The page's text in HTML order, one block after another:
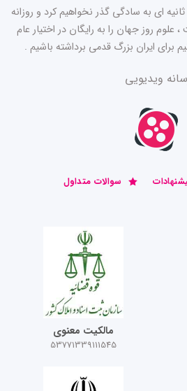
ای به سادگی گذر نخواهیم کرد و روزانه
روز جهان را به رایگان در اختیار عام
برای ایران بزرگ قدمی برداشته باشیم .
ویدیویی
سوالات متداول
مالکیت معنوی
53771339111545